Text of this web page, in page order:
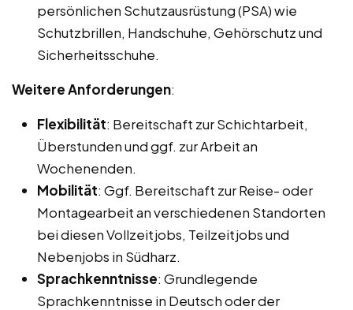
persönlichen Schutzausrüstung (PSA) wie
Schutzbrillen, Handschuhe, Gehörschutz und
Sicherheitsschuhe.
Weitere Anforderungen:
Flexibilität: Bereitschaft zur Schichtarbeit,
Überstunden und ggf. zur Arbeit an
Wochenenden.
Mobilität: Ggf. Bereitschaft zur Reise- oder
Montagearbeit an verschiedenen Standorten
bei diesen Vollzeitjobs, Teilzeitjobs und
Nebenjobs in Südharz.
Sprachkenntnisse: Grundlegende
Sprachkenntnisse in Deutsch oder der